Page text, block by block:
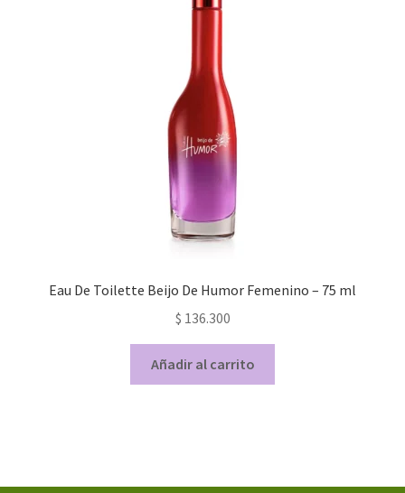
Eau De Toilette Beijo De Humor Femenino – 75 ml
$ 136.300
Añadir al carrito